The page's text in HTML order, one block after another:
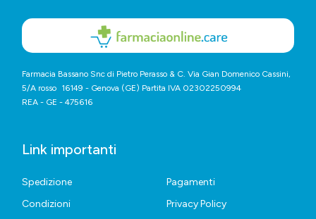
Farmacia Bassano Snc di Pietro Perasso & C. Via Gian Domenico Cassini,
5/A rosso 16149 - Genova (GE) Partita IVA 02302250994
REA - GE - 475616
Link importanti
Spedizione
Pagamenti
Condizioni
Privacy Policy